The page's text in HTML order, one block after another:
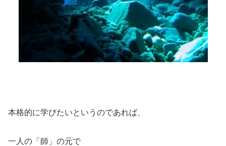
本格的に学びたいというのであれば、
一人の「師」の元で